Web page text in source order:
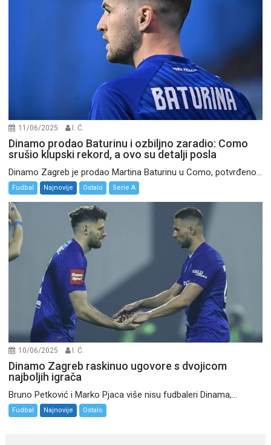
11/06/2025 I. Ć.
Dinamo prodao Baturinu i ozbiljno zaradio: Como
srušio klupski rekord, a ovo su detalji posla
Dinamo Zagreb je prodao Martina Baturinu u Como, potvrđeno...
Fudbal Najnovije Ostalo Serie A
10/06/2025 I. Ć.
Dinamo Zagreb raskinuo ugovore s dvojicom
najboljih igrača
Bruno Petković i Marko Pjaca više nisu fudbaleri Dinama,...
Fudbal Najnovije Ostalo